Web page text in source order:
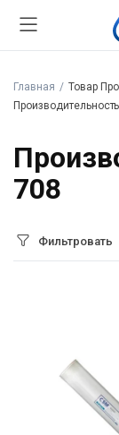
Главная
Товар
708
Фильтровать